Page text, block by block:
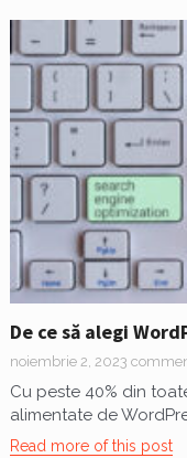
De ce să alegi
noiembrie 2, 2023
Cu peste 40% din
alimentate de
Read more of this post